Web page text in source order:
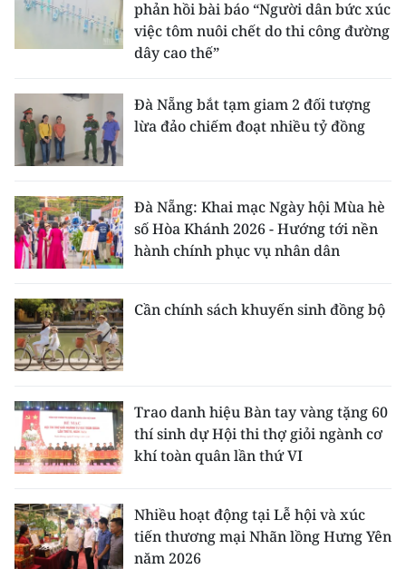
phản hồi bài báo “Người dân bức xúc
việc tôm nuôi chết do thi công đường
dây cao thế”
Đà Nẵng bắt tạm giam 2 đối tượng
lừa đảo chiếm đoạt nhiều tỷ đồng
Đà Nẵng: Khai mạc Ngày hội Mùa hè
số Hòa Khánh 2026 - Hướng tới nền
hành chính phục vụ nhân dân
Cần chính sách khuyến sinh đồng bộ
Trao danh hiệu Bàn tay vàng tặng 60
thí sinh dự Hội thi thợ giỏi ngành cơ
khí toàn quân lần thứ VI
Nhiều hoạt động tại Lễ hội và xúc
tiến thương mại Nhãn lồng Hưng Yên
năm 2026